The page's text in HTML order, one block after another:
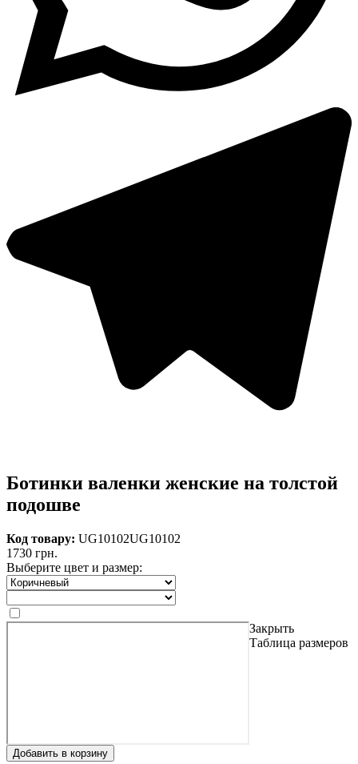
Ботинки валенки женские на толстой
подошве
Код товару: UG10102UG10102
1730 грн.
Выберите цвет и размер:
Закрыть
Таблица размеров